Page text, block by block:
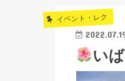
イベント・レク
い